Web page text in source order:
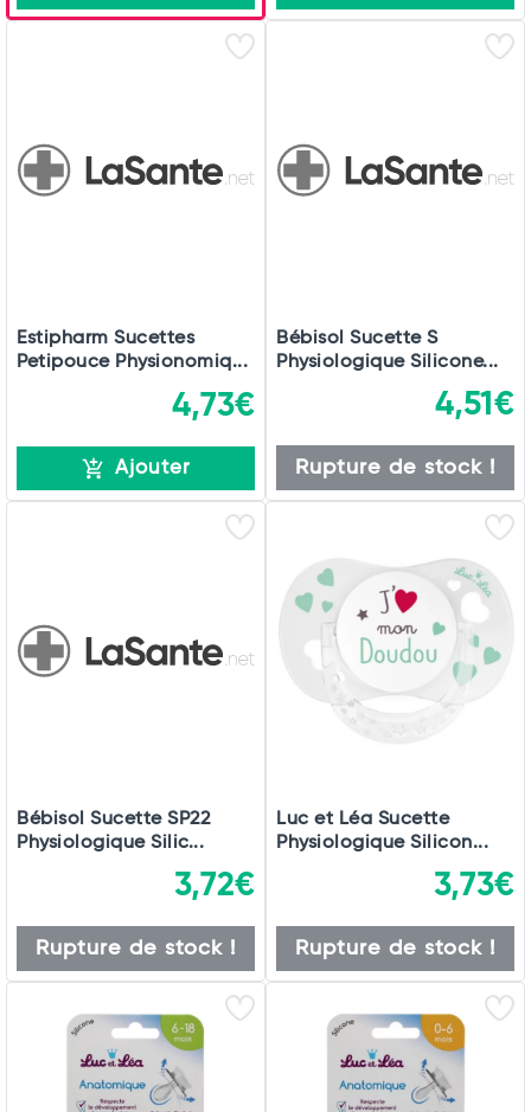
Estipharm Sucettes
Petipouce Physionomiq...
4,73€
Ajouter
Bébisol Sucette S
Physiologique Silicone...
4,51€
Rupture de stock !
Bébisol Sucette SP22
Physiologique Silic...
3,72€
Rupture de stock !
Luc et Léa Sucette
Physiologique Silicon...
3,73€
Rupture de stock !